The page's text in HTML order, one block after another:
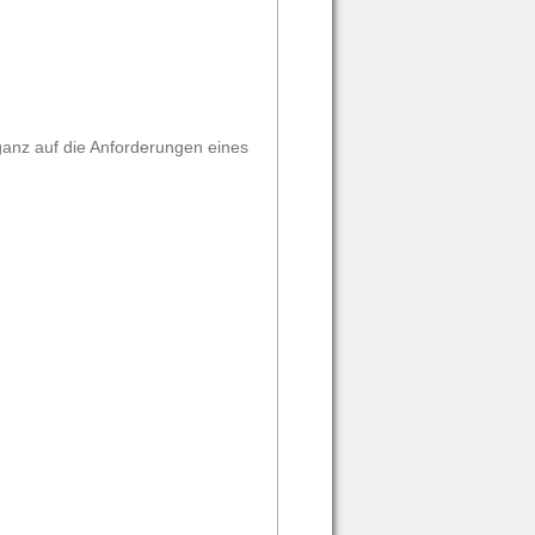
auf die Anforderungen eines